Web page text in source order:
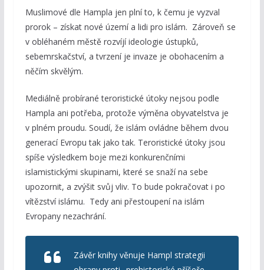
Muslimové dle Hampla jen plní to, k čemu je vyzval
prorok – získat nové území a lidi pro islám. Zároveň se
v obléhaném městě rozvíjí ideologie ústupků,
sebemrskačství, a tvrzení je invaze je obohacením a
něčím skvělým.
Mediálně probírané teroristické útoky nejsou podle
Hampla ani potřeba, protože výměna obyvatelstva je
v plném proudu. Soudí, že islám ovládne během dvou
generací Evropu tak jako tak. Teroristické útoky jsou
spíše výsledkem boje mezi konkurenčními
islamistickými skupinami, které se snaží na sebe
upozornit, a zvýšit svůj vliv. To bude pokračovat i po
vítězství islámu. Tedy ani přestoupení na islám
Evropany nezachrání.
Závěr knihy věnuje Hampl strategii